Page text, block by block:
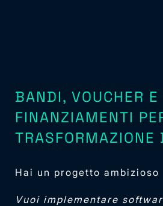
BANDI, VOUCHER E
FINANZIAMENTI
TRASFORMAZIONE
Hai un progetto ambizioso
Vuoi implementare